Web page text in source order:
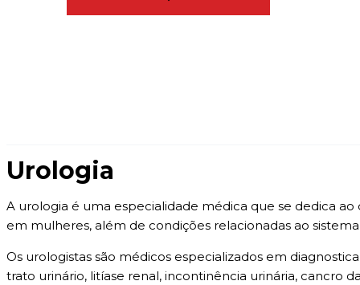
Urologia
A urologia é uma especialidade médica que se dedica
em mulheres, além de condições relacionadas ao
Os urologistas são médicos especializados em
trato urinário, litíase renal, incontinência urinária, cancro